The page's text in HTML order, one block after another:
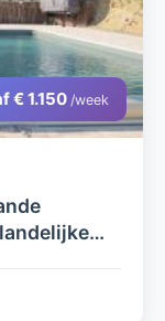
€ 1.150 /week